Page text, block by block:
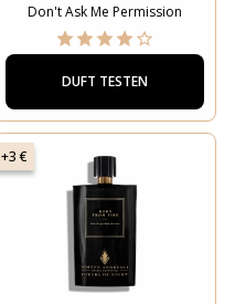
Don't Ask Me Permission
DUFT TESTEN
+3 €